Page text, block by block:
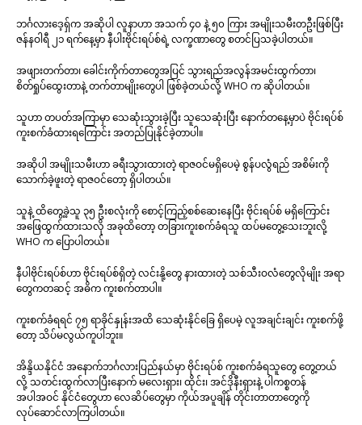
ဘင်္ဂလားဒေ့ရှ်က အဆိုပါ လူနာဟာ အသက် ၄၀ နဲ့ ၅၀ ကြား အမျိုးသမီးတဦးဖြစ်ပြီး
ဇန်နဝါရီ ၂၁ ရက်နေ့မှာ နီပါးဗိုင်းရပ်စ်ရဲ့ လက္ခဏာတွေ စတင်ပြသခဲ့ပါတယ်။
အဖျားတက်တာ၊ ခေါင်းကိုက်တာတွေအပြင် သွားရည်အလွန်အမင်းထွက်တာ၊
စိတ်ရှုပ်ထွေးတာနဲ့ တက်တာမျိုးတွေပါ ဖြစ်ခဲ့တယ်လို့ WHO က ဆိုပါတယ်။
သူဟာ တပတ်အကြာမှာ သေဆုံးသွားခဲ့ပြီး သူသေဆုံးပြီး နောက်တနေ့မှာပဲ ဗိုင်းရပ်စ်
ကူးစက်ခံထားရကြောင်း အတည်ပြုနိုင်ခဲ့တာပါ။
အဆိုပါ အမျိုးသမီးဟာ ခရီးသွားထားတဲ့ ရာဇဝင်မရှိပေမဲ့ စွန်ပလွံရည် အစိမ်းကို
သောက်ခဲ့ဖူးတဲ့ ရာဇဝင်တော့ ရှိပါတယ်။
သူနဲ့ ထိတွေ့ခဲ့သူ ၃၅ ဦးစလုံးကို စောင့်ကြည့်စစ်ဆေးနေပြီး ဗိုင်းရပ်စ် မရှိကြောင်း
အဖြေထွက်ထားသလို အခုထိတော့ တခြားကူးစက်ခံရသူ ထပ်မတွေ့သေးဘူးလို့
WHO က ပြောပါတယ်။
နီပါဗိုင်းရပ်စ်ဟာ ဗိုင်းရပ်စ်ရှိတဲ့ လင်းနို့တွေ နားထားတဲ့ သစ်သီးဝလံတွေလိုမျိုး အရာ
တွေကတဆင့် အဓိက ကူးစက်တာပါ။
ကူးစက်ခံရရင် ၇၅ ရာခိုင်နှုန်းအထိ သေဆုံးနိုင်ခြေ ရှိပေမဲ့ လူအချင်းချင်း ကူးစက်ဖို့
တော့ သိပ်မလွယ်ကူပါဘူး။
အိန္ဒိယနိုင်ငံ အနောက်ဘင်္ဂလားပြည်နယ်မှာ ဗိုင်းရပ်စ် ကူးစက်ခံရသူတွေ တွေ့တယ်
လို့ သတင်းထွက်လာပြီးနောက် မလေးရှား၊ ထိုင်း၊ အင်ဒိုနီးရှားနဲ့ ပါကစ္စတန်
အပါအဝင် နိုင်ငံတွေဟာ လေဆိပ်တွေမှာ ကိုယ်အပူချိန် တိုင်းတာတာတွေကို
လုပ်ဆောင်လာကြပါတယ်။